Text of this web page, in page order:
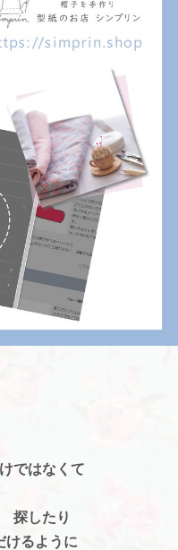
ではなくて
探したり
けるように